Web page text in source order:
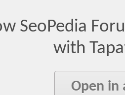
SeoPedia
with
Open in